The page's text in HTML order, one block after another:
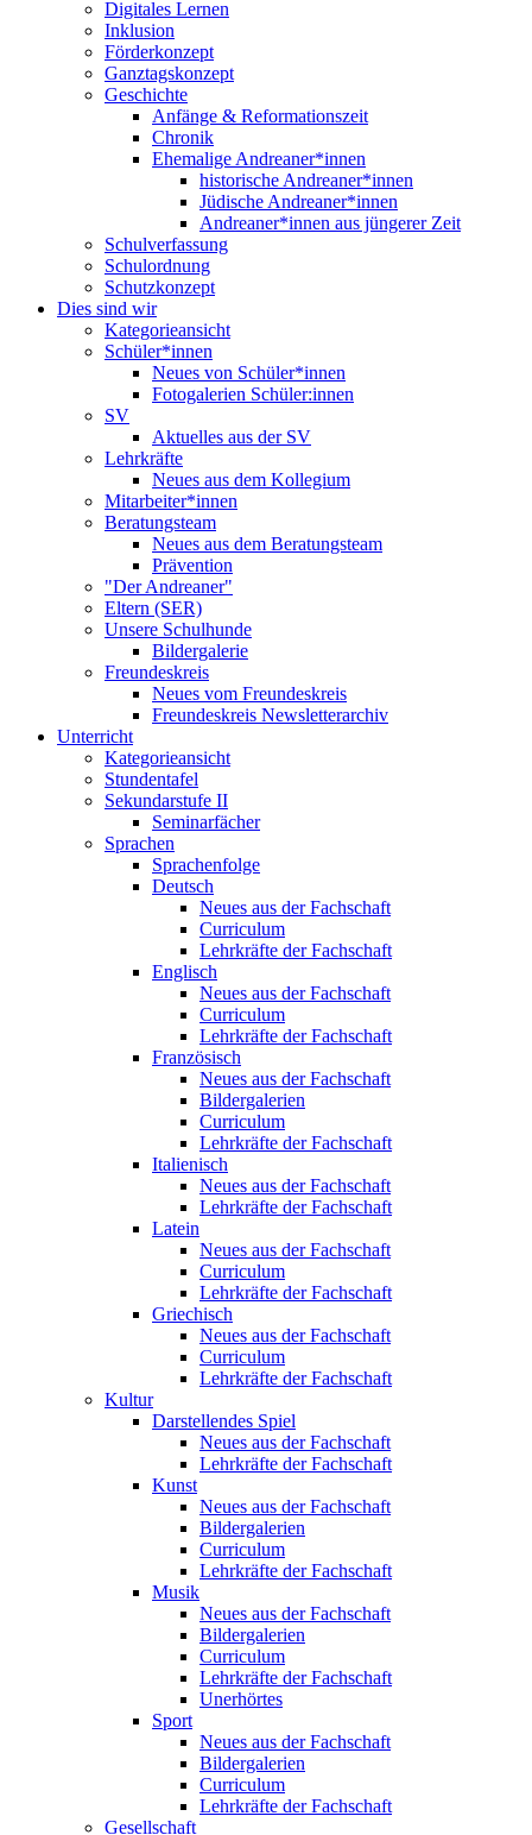
Digitales Lernen
Inklusion
Förderkonzept
Ganztagskonzept
Geschichte
Anfänge & Reformationszeit
Chronik
Ehemalige Andreaner*innen
historische Andreaner*innen
Jüdische Andreaner*innen
Andreaner*innen aus jüngerer Zeit
Schulverfassung
Schulordnung
Schutzkonzept
Dies sind wir
Kategorieansicht
Schüler*innen
Neues von Schüler*innen
Fotogalerien Schüler:innen
SV
Aktuelles aus der SV
Lehrkräfte
Neues aus dem Kollegium
Mitarbeiter*innen
Beratungsteam
Neues aus dem Beratungsteam
Prävention
"Der Andreaner"
Eltern (SER)
Unsere Schulhunde
Bildergalerie
Freundeskreis
Neues vom Freundeskreis
Freundeskreis Newsletterarchiv
Unterricht
Kategorieansicht
Stundentafel
Sekundarstufe II
Seminarfächer
Sprachen
Sprachenfolge
Deutsch
Neues aus der Fachschaft
Curriculum
Lehrkräfte der Fachschaft
Englisch
Neues aus der Fachschaft
Curriculum
Lehrkräfte der Fachschaft
Französisch
Neues aus der Fachschaft
Bildergalerien
Curriculum
Lehrkräfte der Fachschaft
Italienisch
Neues aus der Fachschaft
Lehrkräfte der Fachschaft
Latein
Neues aus der Fachschaft
Curriculum
Lehrkräfte der Fachschaft
Griechisch
Neues aus der Fachschaft
Curriculum
Lehrkräfte der Fachschaft
Kultur
Darstellendes Spiel
Neues aus der Fachschaft
Lehrkräfte der Fachschaft
Kunst
Neues aus der Fachschaft
Bildergalerien
Curriculum
Lehrkräfte der Fachschaft
Musik
Neues aus der Fachschaft
Bildergalerien
Curriculum
Lehrkräfte der Fachschaft
Unerhörtes
Sport
Neues aus der Fachschaft
Bildergalerien
Curriculum
Lehrkräfte der Fachschaft
Gesellschaft